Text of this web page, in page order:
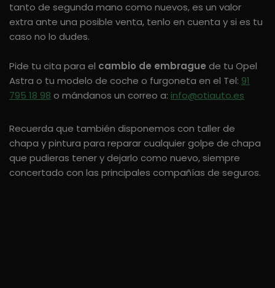
tanto de segunda mano como nuevos, es un valor
extra ante una posible venta, tenlo en cuenta y si es tu
caso no lo dudes.
Pide tu cita para el cambio de embrague de tu Opel
Astra o tu modelo de coche o furgoneta en el Tel: 91
795 18 98 o mándanos un correo a: info@otiauto.es
Recuerda que también disponemos con taller de
chapa y pintura para reparar cualquier golpe de chapa
que pudieras tener y dejarlo como nuevo, siempre
concertado con las principales compañías de seguros.